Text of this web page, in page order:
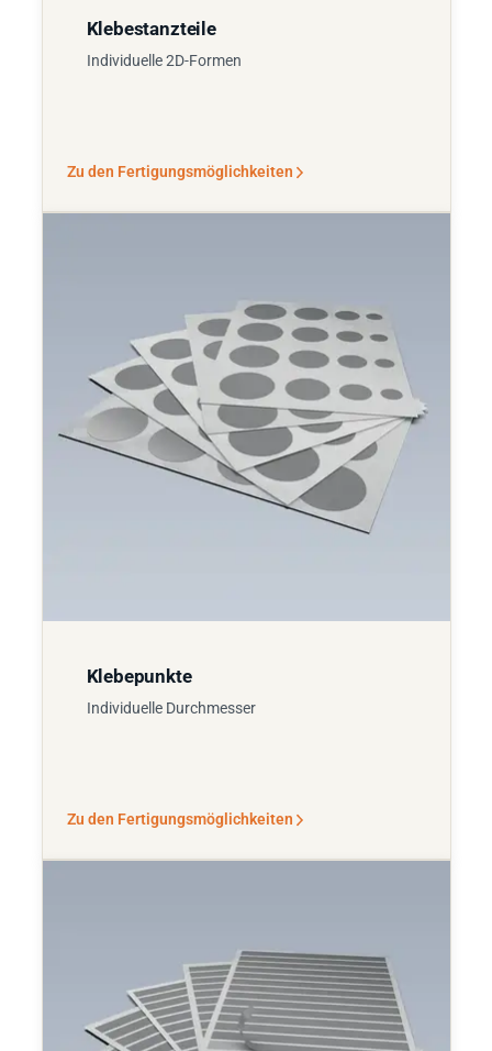
Klebestanzteile
Individuelle 2D-Formen
Zu den Fertigungsmöglichkeiten
Klebepunkte
Individuelle Durchmesser
Zu den Fertigungsmöglichkeiten